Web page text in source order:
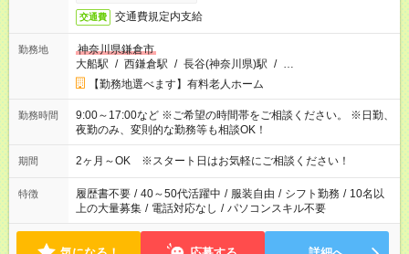
交通費 交通費規定内支給
勤務地
神奈川県鎌倉市
大船駅 / 西鎌倉駅 / 長谷(神奈川県)駅 / …
【勤務地選べます】有料老人ホーム
勤務時間
9:00～17:00など ※ご希望の時間帯をご相談ください。 ※日勤、
夜勤のみ、変則的な勤務等も相談OK！
期間 2ヶ月～OK ※スタート日はお気軽にご相談ください！
特徴 履歴書不要 / 40～50代活躍中 / 服装自由 / シフト勤務 / 10名以
上の大量募集 / 電話対応なし / パソコンスキル不要